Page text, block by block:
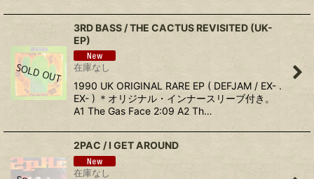
3RD BASS / THE CACTUS REVISITED (UK-
EP)
在庫なし
1990 UK ORIGINAL RARE EP ( DEFJAM / EX- .
EX- ) ＊オリジナル・インナースリーブ付き。
A1 The Gas Face 2:09 A2 Th…
2PAC / I GET AROUND
在庫なし